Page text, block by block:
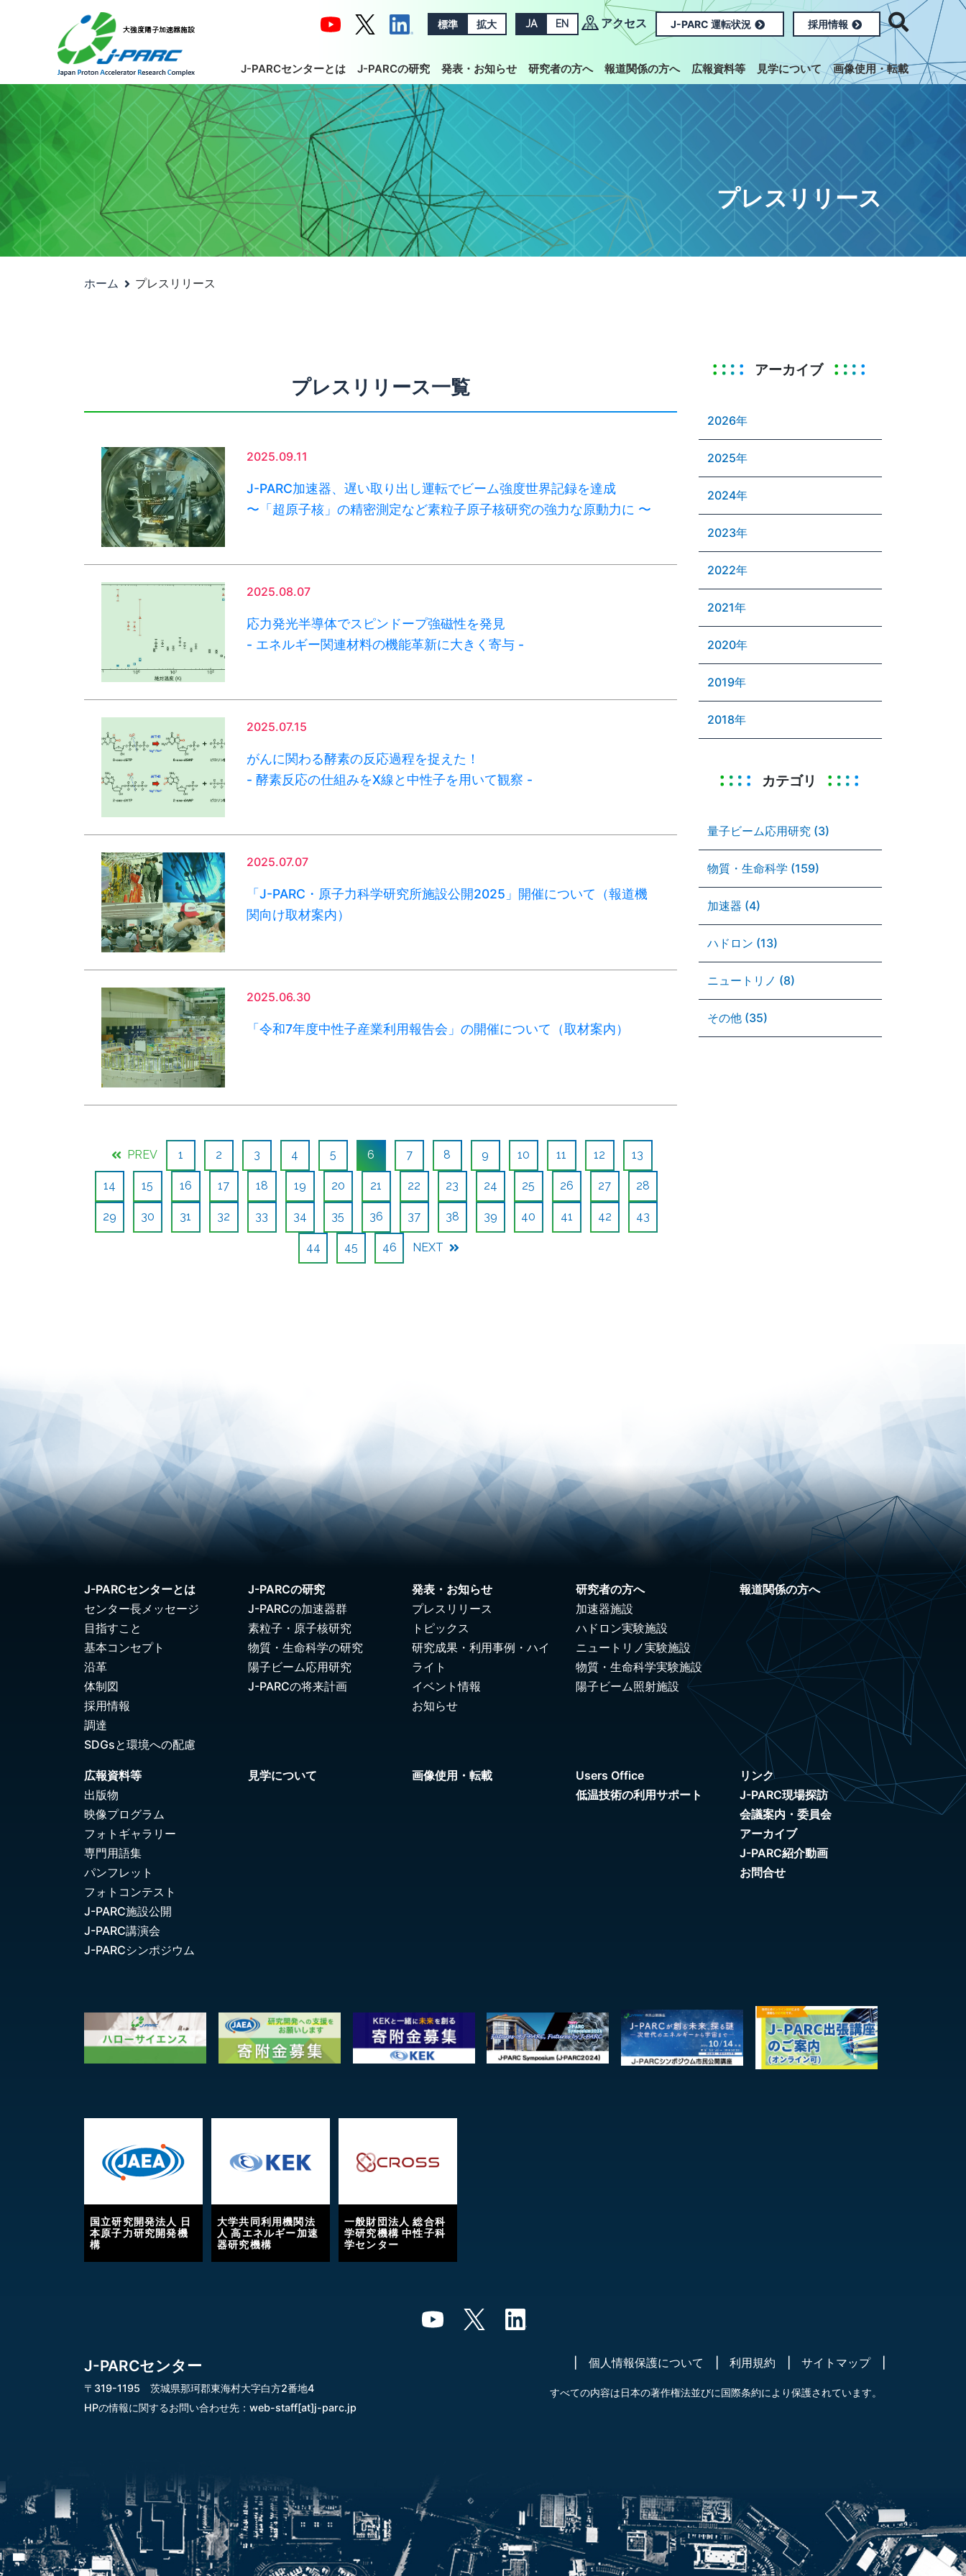
標準 拡大 JA EN アクセス J-PARC 運転状況 採用情報
J-PARCセンターとは J-PARCの研究 発表・お知らせ 研究者の方へ 報道関係の方へ 広報資料等 見学について 画像使用・転載
プレスリリース
ホーム プレスリリース
プレスリリース一覧
2025.09.11
J-PARC加速器、遅い取り出し運転でビーム強度世界記録を達成
〜「超原子核」の精密測定など素粒子原子核研究の強力な原動力に 〜
2025.08.07
応力発光半導体でスピンドープ強磁性を発見
- エネルギー関連材料の機能革新に大きく寄与 -
2025.07.15
がんに関わる酵素の反応過程を捉えた！
- 酵素反応の仕組みをX線と中性子を用いて観察 -
2025.07.07
「J-PARC・原子力科学研究所施設公開2025」開催について（報道機
関向け取材案内）
2025.06.30
「令和7年度中性子産業利用報告会」の開催について（取材案内）
PREV 1 2 3 4 5 6 7 8 9 10 11 12 13
14 15 16 17 18 19 20 21 22 23 24 25 26 27 28
29 30 31 32 33 34 35 36 37 38 39 40 41 42 43
44 45 46 NEXT
アーカイブ
2026年
2025年
2024年
2023年
2022年
2021年
2020年
2019年
2018年
カテゴリ
量子ビーム応用研究 (3)
物質・生命科学 (159)
加速器 (4)
ハドロン (13)
ニュートリノ (8)
その他 (35)
J-PARCセンターとは
センター長メッセージ
目指すこと
基本コンセプト
沿革
体制図
採用情報
調達
SDGsと環境への配慮
J-PARCの研究
J-PARCの加速器群
素粒子・原子核研究
物質・生命科学の研究
陽子ビーム応用研究
J-PARCの将来計画
発表・お知らせ
プレスリリース
トピックス
研究成果・利用事例・ハイ
ライト
イベント情報
お知らせ
研究者の方へ
加速器施設
ハドロン実験施設
ニュートリノ実験施設
物質・生命科学実験施設
陽子ビーム照射施設
報道関係の方へ
広報資料等
出版物
映像プログラム
フォトギャラリー
専門用語集
パンフレット
フォトコンテスト
J-PARC施設公開
J-PARC講演会
J-PARCシンポジウム
見学について 画像使用・転載
Users Office
低温技術の利用サポート
リンク
J-PARC現場探訪
会議案内・委員会
アーカイブ
J-PARC紹介動画
お問合せ
国立研究開発法人 日
本原子力研究開発機
構
大学共同利用機関法
人 高エネルギー加速
器研究機構
一般財団法人 総合科
学研究機構 中性子科
学センター
J-PARCセンター
〒319-1195 茨城県那珂郡東海村大字白方2番地4
HPの情報に関するお問い合わせ先： web-staff[at]j-parc.jp
個人情報保護について 利用規約 サイトマップ
すべての内容は日本の著作権法並びに国際条約により保護されています。